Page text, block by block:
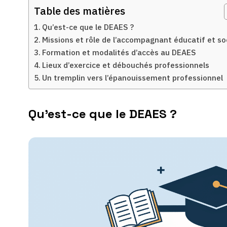
Table des matières
Qu’est-ce que le DEAES ?
Missions et rôle de l’accompagnant éducatif et
Formation et modalités d’accès au DEAES
Lieux d’exercice et débouchés professionnels
Un tremplin vers l’épanouissement professionnel
Qu’est-ce que le DEAES ?